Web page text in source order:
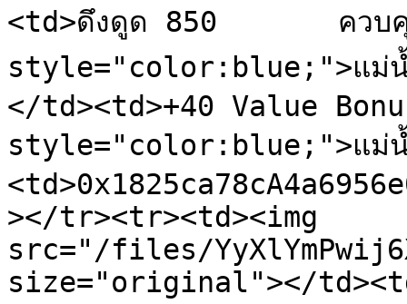
<td>ดึงดูด 850       ควบคุ
style="color:blue;">แม่น้
</td><td>+40 Value
style="color:blue;">แม่น้
></tr><tr><td><img
src="/files/
size="original"></